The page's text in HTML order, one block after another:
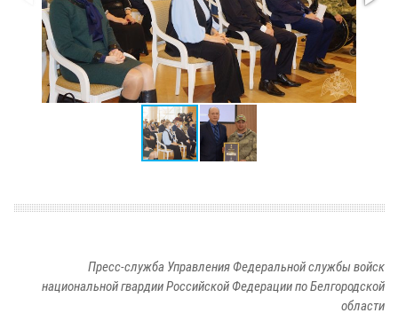
Пресс-служба Управления Федеральной службы войск
национальной гвардии Российской Федерации по Белгородской
области